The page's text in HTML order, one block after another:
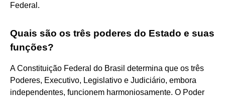
Federal.
Quais são os três poderes do Estado e suas
funções?
A Constituição Federal do Brasil determina que os três
Poderes, Executivo, Legislativo e Judiciário, embora
independentes, funcionem harmoniosamente. O Poder